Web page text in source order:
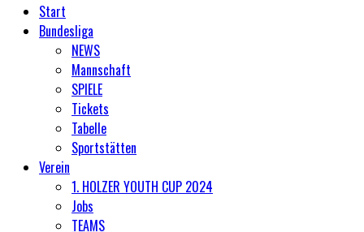
Start
Bundesliga
NEWS
Mannschaft
SPIELE
Tickets
Tabelle
Sportstätten
Verein
1. HOLZER YOUTH CUP 2024
Jobs
TEAMS